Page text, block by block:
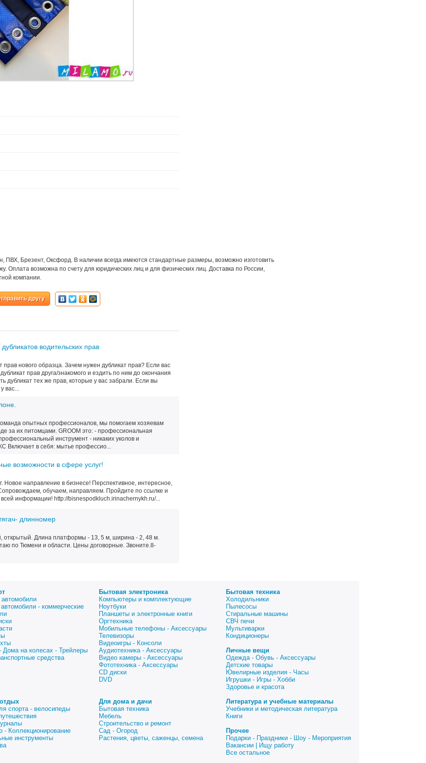
ПВХ, Брезент, Оксфорд. В наличии всегда имеются стандартные размеры, возможно изготовить
Оплата возможна по счету для юридических лиц и для физических лиц. Доставка по России,
компании.
другу
водительских прав
прав нового образца. Зачем нужен дубликат прав? Если вас
прав друга/знакомого и ездить по ним до окончания
дубликат тех же прав, которые у вас забрали. Если вы
вас...
опытных профессионалов, мы помогаем хозяевам
за их питомцами. GROOM это: - профессиональная
инструмент - никаких уколов и
Включает в себя: мытье профессио...
возможности в сфере услуг!
Новое направление в бизнесе! Перспективное, интересное,
обучаем, направляем. Пройдите по ссылке и
информации! http://bisnespodkluch.irinachernykh.ru/...
длинномер
открытый. Длина платформы - 13, 5 м, ширина - 2, 48 м.
по Тюмени и области. Цены договорные. Звоните.8-
автомобили - коммерческие
Дома на колесах - Трейлеры
средства
Бытовая электроника
Компьютеры и комплектующие
Ноутбуки
Планшеты и электронные книги
Оргтехника
Мобильные телефоны - Аксессуары
Телевизоры
Видеоигры - Консоли
Аудиотехника - Аксессуары
Видео камеры - Аксессуары
Фототехника - Аксессуары
CD диски
DVD
Бытовая техника
Холодильники
Пылесосы
Стиральные машины
СВЧ печи
Мультиварки
Кондиционеры
Личные вещи
Одежда - Обувь - Аксессуары
Детские товары
Ювелирные изделия - Часы
Игрушки - Игры - Хобби
Здоровье и красота
спорта - велосипеды
- Коллекционирование
инструменты
Для дома и дачи
Бытовая техника
Мебель
Строительство и ремонт
Сад - Огород
Растения, цветы, саженцы, семена
Литература и учебные материалы
Учебники и методическая литература
Книги
Прочее
Подарки - Праздники - Шоу - Мероприятия
Вакансии | Ищу работу
Все остальное